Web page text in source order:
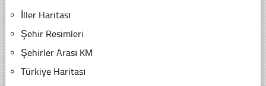
İller Haritası
Şehir Resimleri
Şehirler Arası KM
Türkiye Haritası